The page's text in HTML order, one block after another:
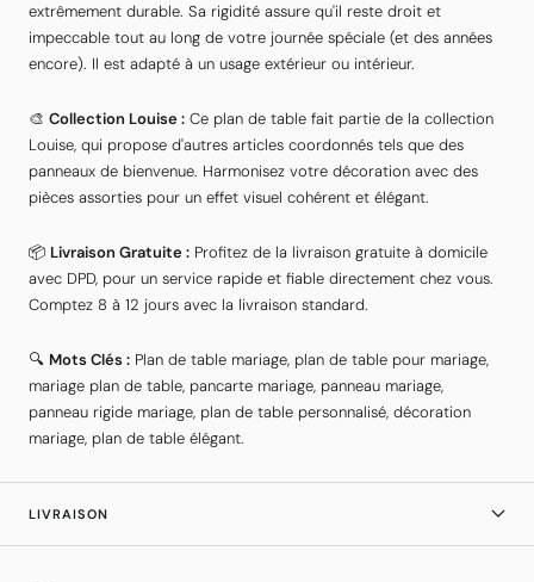
extrêmement durable. Sa rigidité assure qu'il reste droit et
impeccable tout au long de votre journée spéciale (et des années
encore). Il est adapté à un usage extérieur ou intérieur.
🎨 Collection Louise : Ce plan de table fait partie de la collection
Louise, qui propose d'autres articles coordonnés tels que des
panneaux de bienvenue. Harmonisez votre décoration avec des
pièces assorties pour un effet visuel cohérent et élégant.
📦 Livraison Gratuite : Profitez de la livraison gratuite à domicile
avec DPD, pour un service rapide et fiable directement chez vous.
Comptez 8 à 12 jours avec la livraison standard.
🔍 Mots Clés : Plan de table mariage, plan de table pour mariage,
mariage plan de table, pancarte mariage, panneau mariage,
panneau rigide mariage, plan de table personnalisé, décoration
mariage, plan de table élégant.
LIVRAISON